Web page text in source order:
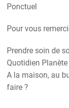
Ponctuel
Pour vous
Prendre soin de
Quotidien Planète
A la maison, au
faire ?